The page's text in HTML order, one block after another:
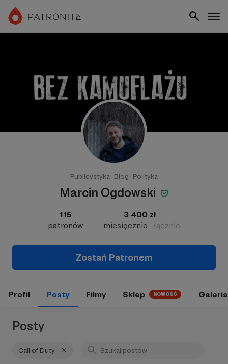
Publicystyka Blog Polityka
Marcin Ogdowski
115
patronów
3 400 zł
miesięcznie
łącznie
Zostań Patronem
Profil Posty Filmy Sklep NOWOŚĆ Galeria
Posty
Call of Duty